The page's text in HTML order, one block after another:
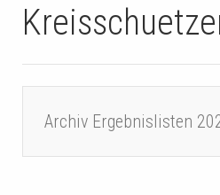
Archiv Ergebnislisten